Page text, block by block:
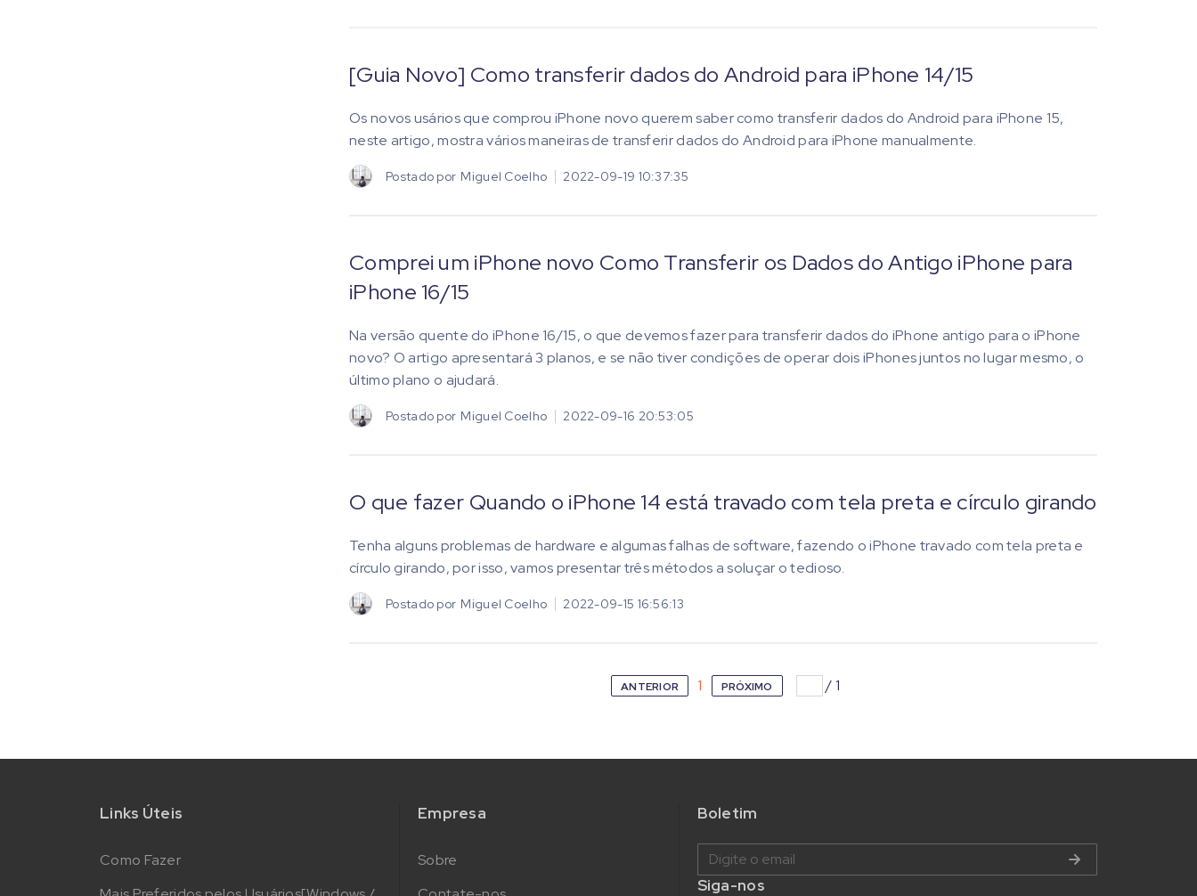
[Guia Novo] Como transferir dados do Android para iPhone 14/15
Os novos usários que comprou iPhone novo querem saber como transferir dados do Android para iPhone 15,
neste artigo, mostra vários maneiras de transferir dados do Android para iPhone manualmente.
Postado por Miguel Coelho 2022-09-19 10:37:35
Comprei um iPhone novo Como Transferir os Dados do Antigo iPhone para
iPhone 16/15
Na versão quente do iPhone 16/15, o que devemos fazer para transferir dados do iPhone antigo para o iPhone
novo? O artigo apresentará 3 planos, e se não tiver condições de operar dois iPhones juntos no lugar mesmo, o
último plano o ajudará.
Postado por Miguel Coelho 2022-09-16 20:53:05
O que fazer Quando o iPhone 14 está travado com tela preta e círculo girando
Tenha alguns problemas de hardware e algumas falhas de software, fazendo o iPhone travado com tela preta e
círculo girando, por isso, vamos presentar três métodos a soluçar o tedioso.
Postado por Miguel Coelho 2022-09-15 16:56:13
ANTERIOR 1 PRÓXIMO /1
Links Úteis
Como Fazer
Empresa
Sobre
Boletim
Siga-nos